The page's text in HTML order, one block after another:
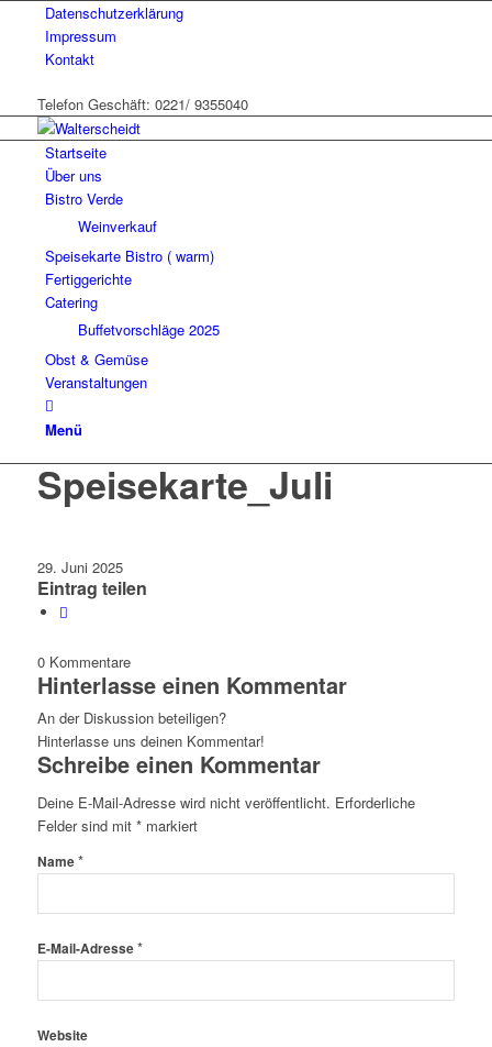
Datenschutzerklärung
Impressum
Kontakt
Telefon Geschäft: 0221/ 9355040
Startseite
Über uns
Bistro Verde
Weinverkauf
Speisekarte Bistro ( warm)
Fertiggerichte
Catering
Buffetvorschläge 2025
Obst & Gemüse
Veranstaltungen
Menü
Speisekarte_Juli
29. Juni 2025
Eintrag teilen
0 Kommentare
Hinterlasse einen Kommentar
An der Diskussion beteiligen?
Hinterlasse uns deinen Kommentar!
Schreibe einen Kommentar
Deine E-Mail-Adresse wird nicht veröffentlicht. Erforderliche
Felder sind mit *markiert
Name*
E-Mail-Adresse*
Website